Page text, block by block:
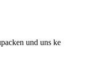
und uns ke